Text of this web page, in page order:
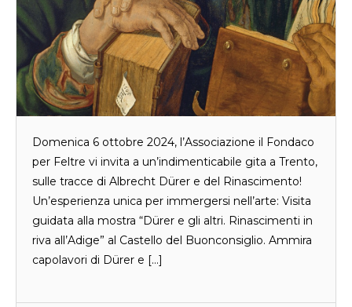
Domenica 6 ottobre 2024, l’Associazione il Fondaco
per Feltre vi invita a un’indimenticabile gita a Trento,
sulle tracce di Albrecht Dürer e del Rinascimento!
Un’esperienza unica per immergersi nell’arte: Visita
guidata alla mostra “Dürer e gli altri. Rinascimenti in
riva all’Adige” al Castello del Buonconsiglio. Ammira
capolavori di Dürer e […]